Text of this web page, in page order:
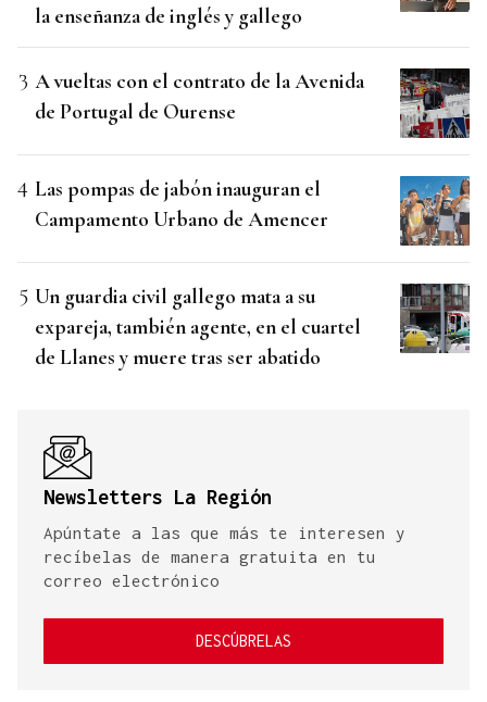
la enseñanza de inglés y gallego
A vueltas con el contrato de la Avenida
de Portugal de Ourense
Las pompas de jabón inauguran el
Campamento Urbano de Amencer
Un guardia civil gallego mata a su
expareja, también agente, en el cuartel
de Llanes y muere tras ser abatido
Newsletters La Región
Apúntate a las que más te interesen y
recíbelas de manera gratuita en tu
correo electrónico
DESCÚBRELAS